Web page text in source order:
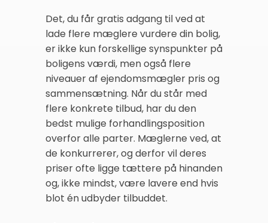
Det, du får gratis adgang til ved at
lade flere mæglere vurdere din bolig,
er ikke kun forskellige synspunkter på
boligens værdi, men også flere
niveauer af ejendomsmægler pris og
sammensætning. Når du står med
flere konkrete tilbud, har du den
bedst mulige forhandlingsposition
overfor alle parter. Mæglerne ved, at
de konkurrerer, og derfor vil deres
priser ofte ligge tættere på hinanden
og, ikke mindst, være lavere end hvis
blot én udbyder tilbuddet.